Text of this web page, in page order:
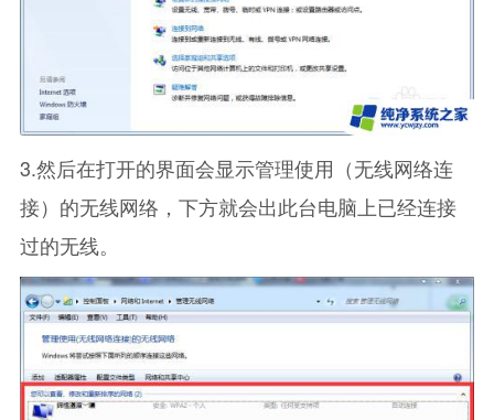
3.然后在打开的界面会显示管理使用（无线网络连
接）的无线网络，下方就会出此台电脑上已经连接
过的无线。